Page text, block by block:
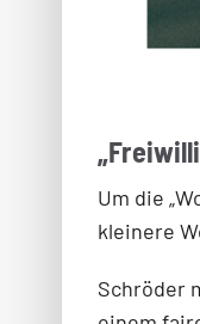
Um die
kleinere
Schröder